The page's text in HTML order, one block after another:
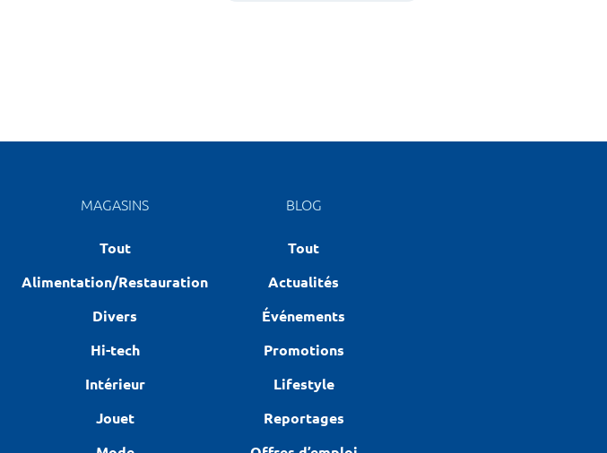
MAGASINS
Tout
Alimentation/Restauration
Divers
Hi-tech
Intérieur
Jouet
BLOG
Tout
Actualités
Événements
Promotions
Lifestyle
Reportages